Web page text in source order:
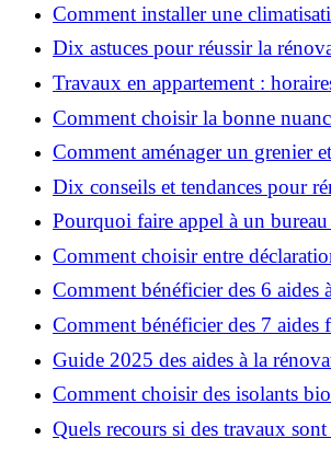
Comment installer une
coût, étapes et conseils ?
Dix astuces pour réussir la
appartement
Travaux en appartement :
et bonnes pratiques
Comment choisir la bonne
décoration et éviter les pièges ?
Comment aménager un grenier
combles en espace habitable ?
Dix conseils et tendances pour
de la maison
Pourquoi faire appel à un bureau
pour garantir la sécurité de vos
Comment choisir entre
permis de construire pour vos
Comment bénéficier des 6 aides
énergétique à Grenoble ?
Comment bénéficier des 7 aides
rénovation énergétique à Voiron ?
Guide 2025 des aides à la
Voiron : MaPrimeRénov’, CEE,
Comment choisir des isolants
rénovation écologique ?
Quels recours si des travaux sont